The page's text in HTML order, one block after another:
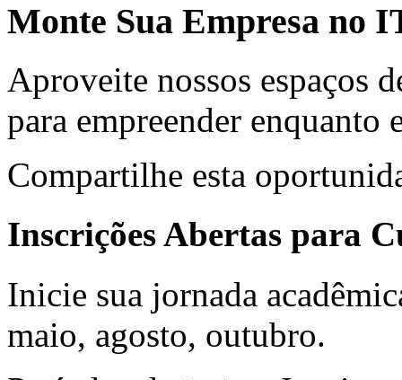
Monte Sua Empresa no
Aproveite nossos espaços
para empreender enquanto
Compartilhe esta
Inscrições Abertas para
Inicie sua jornada
maio, agosto, outubro.